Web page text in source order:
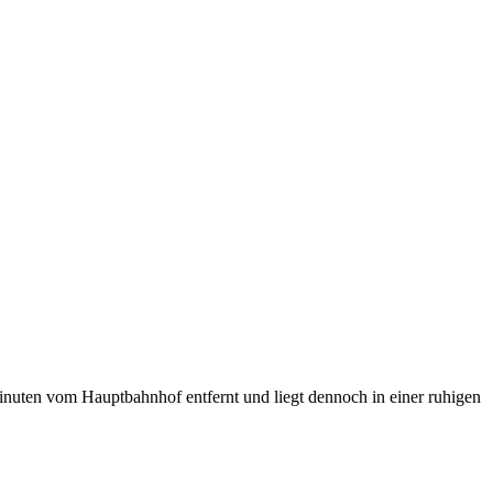
vom Hauptbahnhof entfernt und liegt dennoch in einer ruhigen